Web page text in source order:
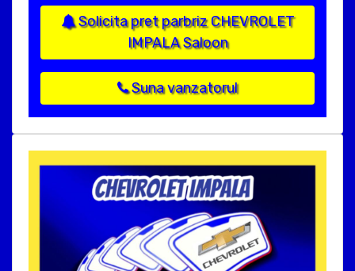
Solicita pret parbriz CHEVROLET
IMPALA Saloon
Suna vanzatorul